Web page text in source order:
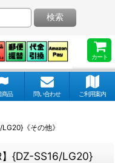
カート
検索
商品 問い合わせ ご利用案内
《その他》
】{DZ-SS16/LG20}